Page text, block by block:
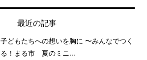
最近の記事
子どもたちへの想いを胸に 〜みんなでつく
る！まる市 夏のミニ...